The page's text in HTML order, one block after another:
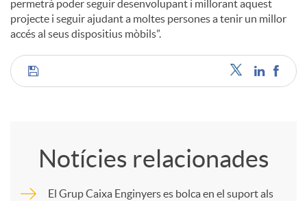
permetrà poder seguir desenvolupant i millorant aquest
projecte i seguir ajudant a moltes persones a tenir un millor
accés al seus dispositius mòbils”.
C
Notícies relacionades
El Grup Caixa Enginyers es bolca en el suport als